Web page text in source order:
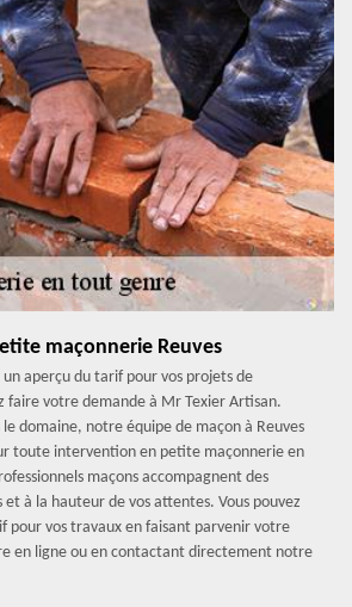
maçonnerie Reuves
aperçu du tarif pour vos projets de
faire votre demande à Mr Texier Artisan.
domaine, notre équipe de maçon à Reuves
toute intervention en petite maçonnerie en
maçons accompagnent des
à la hauteur de vos attentes. Vous pouvez
pour vos travaux en faisant parvenir votre
en ligne ou en contactant directement notre